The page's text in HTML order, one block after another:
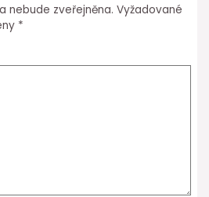
nebude zveřejněna. Vyžadované
*